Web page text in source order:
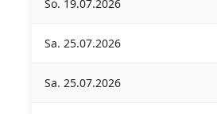
So. 19.07.2026
Sa. 25.07.2026
Sa. 25.07.2026